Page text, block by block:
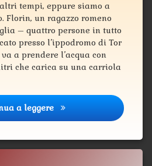
tempi, eppure siamo a
Florin, un ragazzo romeno
– quattro persone in tutto
presso l’ippodromo di Tor
a prendere l’acqua con
che carica su una carriola
a leggere La storia di Florin